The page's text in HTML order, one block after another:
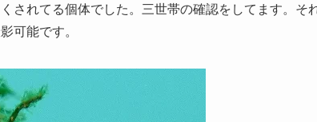
されてる個体でした。三世帯の確認をしてます。そ
可能です。